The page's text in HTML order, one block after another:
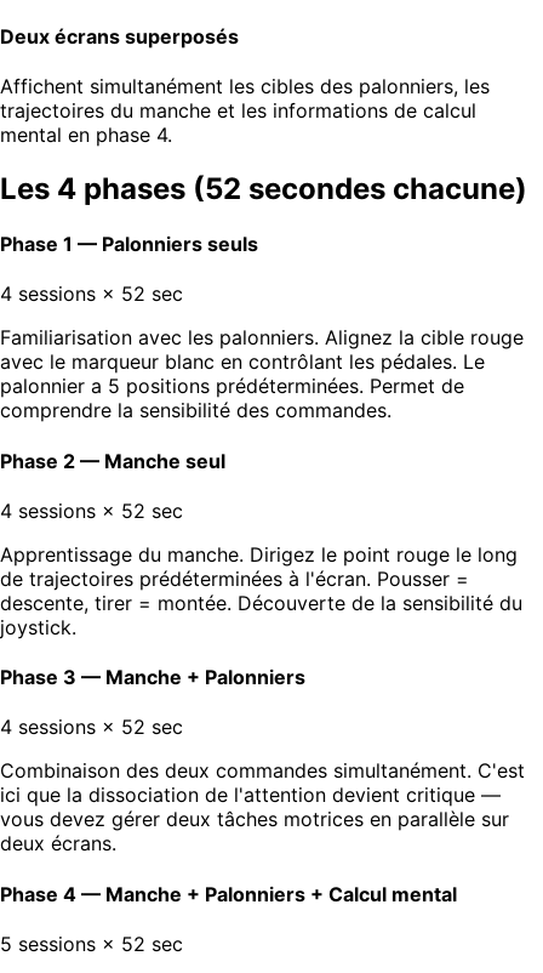
Deux écrans superposés
Affichent simultanément les cibles des palonniers, les
trajectoires du manche et les informations de calcul
mental en phase 4.
Les 4 phases (52 secondes chacune)
Phase 1 — Palonniers seuls
4 sessions × 52 sec
Familiarisation avec les palonniers. Alignez la cible rouge
avec le marqueur blanc en contrôlant les pédales. Le
palonnier a 5 positions prédéterminées. Permet de
comprendre la sensibilité des commandes.
Phase 2 — Manche seul
4 sessions × 52 sec
Apprentissage du manche. Dirigez le point rouge le long
de trajectoires prédéterminées à l'écran. Pousser =
descente, tirer = montée. Découverte de la sensibilité du
joystick.
Phase 3 — Manche + Palonniers
4 sessions × 52 sec
Combinaison des deux commandes simultanément. C'est
ici que la dissociation de l'attention devient critique —
vous devez gérer deux tâches motrices en parallèle sur
deux écrans.
Phase 4 — Manche + Palonniers + Calcul mental
5 sessions × 52 sec